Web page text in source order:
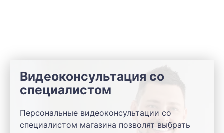
Видеоконсультация со
специалистом
Персональные видеоконсультации со
специалистом магазина позволят выбрать